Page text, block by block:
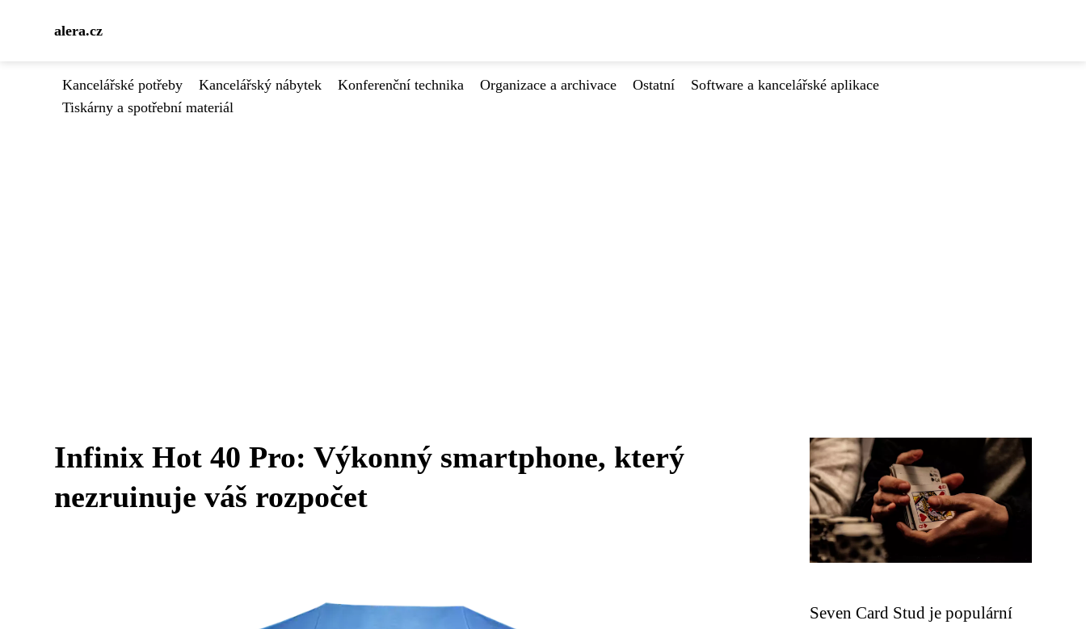
alera.cz
Kancelářské potřeby Kancelářský nábytek Konferenční technika Organizace a archivace Ostatní
Software a kancelářské aplikace
Tiskárny a spotřební materiál
Infinix Hot 40 Pro: Výkonný smartphone, který
nezruinuje váš rozpočet
Seven Card Stud je populární